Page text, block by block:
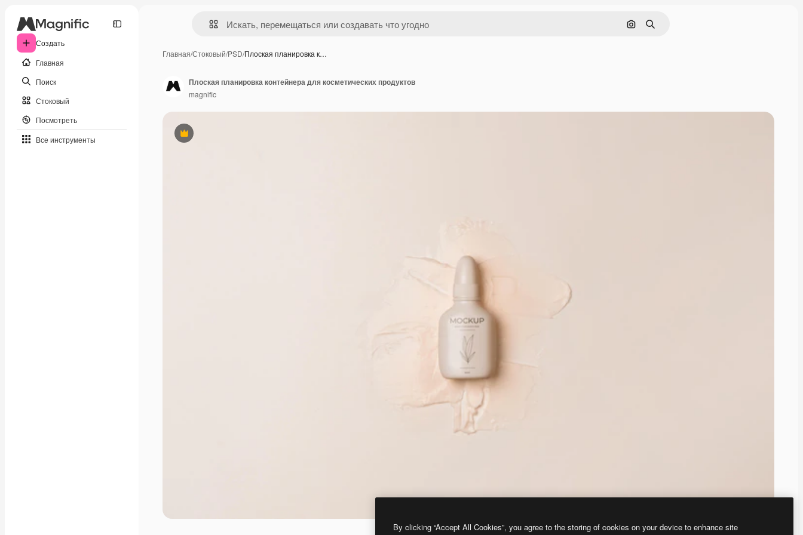
Создать
Главная
Поиск
Стоковый
Посмотреть
Все инструменты
Поиск по изображению
Поиск
Главная/Стоковый/PSD/Плоская планировка к…
Премиум
Плоская планировка контейнера для косметических продуктов
magnific
By clicking “Accept All Cookies”, you agree to the storing of cookies on your device to enhance site